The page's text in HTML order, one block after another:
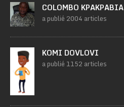
COLOMBO KPAKPABIA
a publié 2004 articles
KOMI DOVLOVI
a publié 1152 articles